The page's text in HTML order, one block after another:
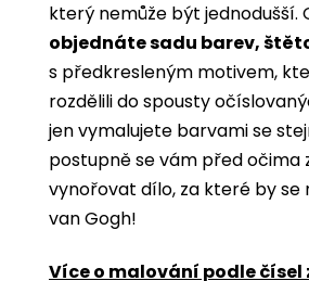
který nemůže být jednodušší.
objednáte sadu barev,
s předkresleným motivem,
rozdělili do spousty
jen vymalujete barvami se
postupně se vám před očima
vynořovat dílo, za které by se
van Gogh!
Více o malování podle čísel